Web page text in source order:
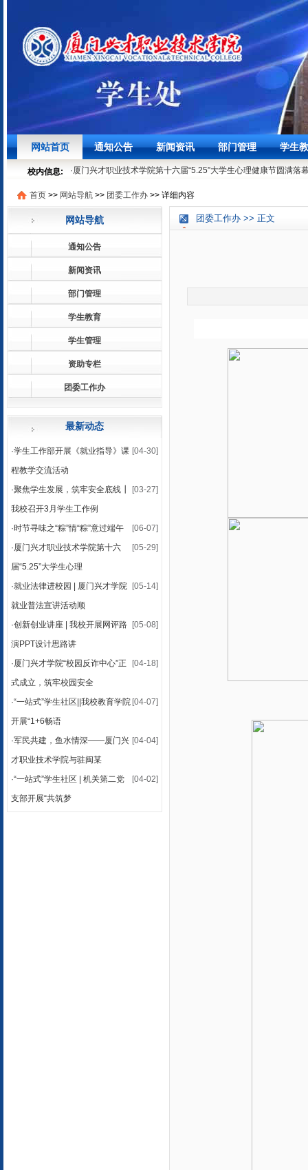
网站首页 通知公告 新闻资讯 部门管理 学生
校内信息:
聚焦学生发展，筑牢安全底线┃我校召开3月学生工作例会03-27
·厦门兴才职业技术学院第十六届“5.25”大学生心理健康节圆满落
·就业法律进校园 | 厦门兴才学院就业普法宣讲活动顺利开展
聚焦学生发展，筑牢安全底线┃我校召开3月学生工作例会
·时节寻味之“粽”情“粽”意过端午06-07
05-29
·就业法律进校园 | 厦门兴才学院就业普法宣讲活动顺利开展
首页 >> 网站导航 >> 团委工作办 >> 详细内容
网站导航
通知公告
新闻资讯
部门管理
学生教育
学生管理
资助专栏
团委工作办
最新动态
[04-30]
·学生工作部开展《就业指导》课
程教学交流活动
[03-27]
·聚焦学生发展，筑牢安全底线┃
我校召开3月学生工作例
[06-07]
·时节寻味之“粽”情“粽”意过端午
[05-29]
·厦门兴才职业技术学院第十六
届“5.25”大学生心理
[05-14]
·就业法律进校园 | 厦门兴才学院
就业普法宣讲活动顺
[05-08]
·创新创业讲座 | 我校开展网评路
演PPT设计思路讲
[04-18]
·厦门兴才学院“校园反诈中心”正
式成立，筑牢校园安全
[04-07]
·“一站式”学生社区||我校教育学院
开展“1+6畅语
[04-04]
·军民共建，鱼水情深——厦门兴
才职业技术学院与驻闽某
[04-02]
·“一站式”学生社区 | 机关第二党
支部开展“共筑梦
团委工作办 >> 正文